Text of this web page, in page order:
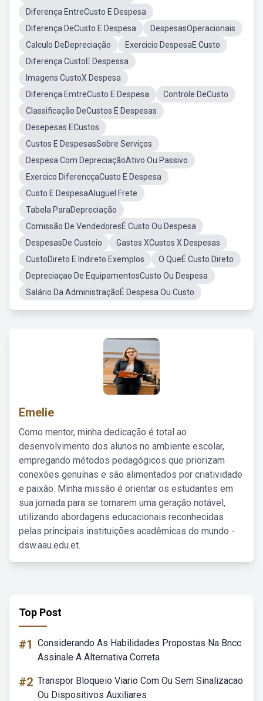
Diferença EntreCusto E Despesa
Diferença DeCusto E Despesa
DespesasOperacionais
Calculo DeDepreciação
Exercicio DespesaE Custo
Diferença CustoE Despessa
Imagens CustoX Despesa
Diferença EmtreCusto E Despesa
Controle DeCusto
Classificação DeCustos E Despesas
Desepesas ECustos
Custos E DespesasSobre Serviços
Despesa Com DepreciaçãoAtivo Ou Passivo
Exercico DiferencçaCusto E Despesa
Custo E DespesaAluguel Frete
Tabela ParaDepreciação
Comissão De VendedoresÉ Custo Ou Despesa
DespesasDe Custeio
Gastos XCustos X Despesas
CustoDireto E Indireto Exemplos
O QueÉ Custo Direto
Depreciaçao De EquipamentosCusto Ou Despesa
Salário Da AdministraçãoÉ Despesa Ou Custo
Emelie
Como mentor, minha dedicação é total ao
desenvolvimento dos alunos no ambiente escolar,
empregando métodos pedagógicos que priorizam
conexões genuínas e são alimentados por criatividade
e paixão. Minha missão é orientar os estudantes em
sua jornada para se tornarem uma geração notável,
utilizando abordagens educacionais reconhecidas
pelas principais instituições acadêmicas do mundo -
dsw.aau.edu.et.
Top Post
#1 Considerando As Habilidades Propostas Na Bncc
Assinale A Alternativa Correta
#2 Transpor Bloqueio Viario Com Ou Sem Sinalizacao
Ou Dispositivos Auxiliares